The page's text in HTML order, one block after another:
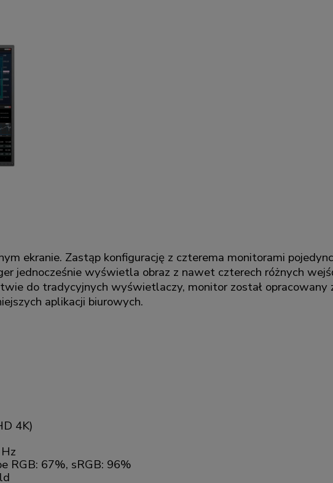
ekranie. Zastąp konfigurację z czterema monitorami
jednocześnie wyświetla obraz z nawet czterech różnych
do tradycyjnych wyświetlaczy, monitor został
aplikacji biurowych.
4K)
RGB: 67%, sRGB: 96%